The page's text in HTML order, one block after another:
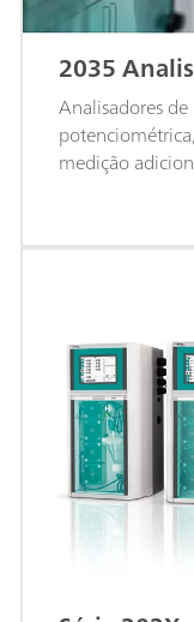
2035
Analisadores de
medição